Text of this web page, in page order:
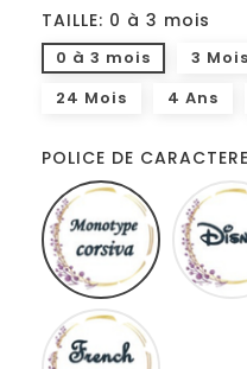
TAILLE: 0 à 3 mois
0 à 3 mois 3 Mois
24 Mois
4 Ans
POLICE DE
Monotype
corsiva